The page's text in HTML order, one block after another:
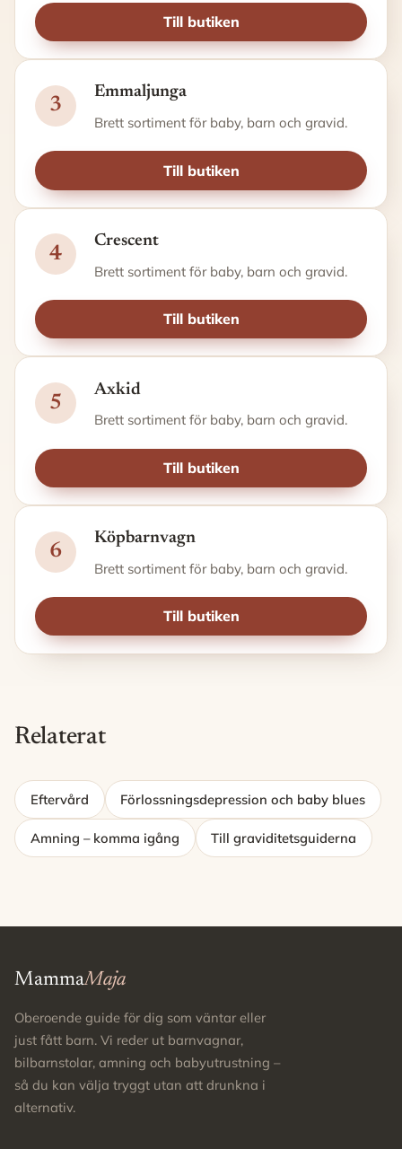
Till butiken
3
Emmaljunga
Brett sortiment för baby, barn och gravid.
Till butiken
4
Crescent
Brett sortiment för baby, barn och gravid.
Till butiken
5
Axkid
Brett sortiment för baby, barn och gravid.
Till butiken
6
Köpbarnvagn
Brett sortiment för baby, barn och gravid.
Till butiken
Relaterat
Eftervård Förlossningsdepression och baby blues
Amning – komma igång Till graviditetsguiderna
MammaMaja
Oberoende guide för dig som väntar eller
just fått barn. Vi reder ut barnvagnar,
bilbarnstolar, amning och babyutrustning –
så du kan välja tryggt utan att drunkna i
alternativ.